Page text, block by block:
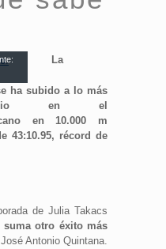
La
ha subido a lo más
en el
en 10.000 m
43:10.95, récord de
de Julia Takacs
suma otro éxito más
Antonio Quintana.